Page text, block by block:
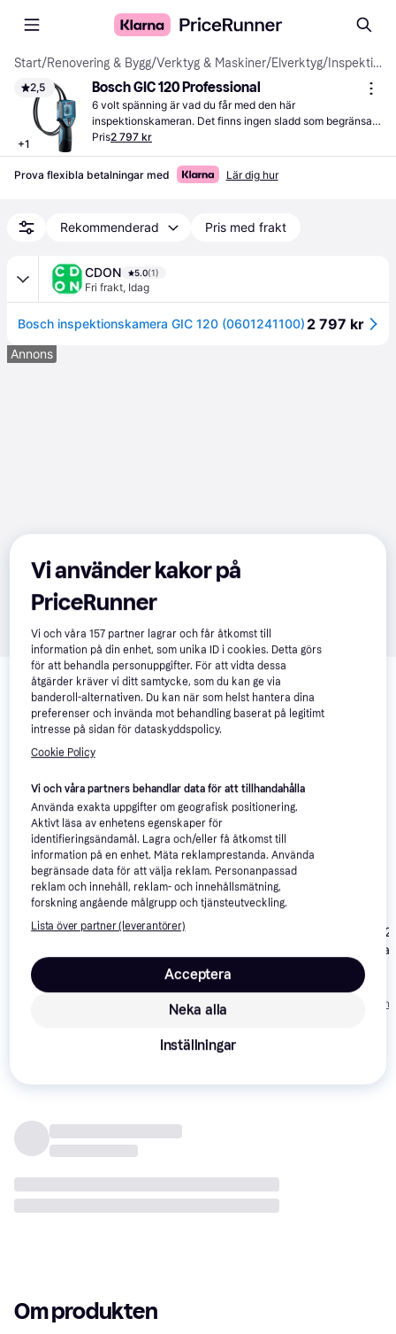
Start/Renovering & Bygg/Verktyg & Maskiner/Elverktyg/ Inspektionskameror
2,5
+1
Bosch GIC 120 Professional
6 volt spänning är vad du får med den här
inspektionskameran. Det finns ingen sladd som begränsar,
då den går på batteri, och du får stor rörelsefrihet.
Pris2 797 kr
Prova flexibla betalningar med Lär dig hur
Rekommenderad Pris med frakt
CDON 5.0(1)
Fri frakt, Idag
Bosch inspektionskamera GIC 120 (0601241100) 2 797 kr
Annons
Relaterade produkter
Vi har plockat fram ett urval av produkter som kanske skulle
intressera dig. Visa alla
Bosch GIC 12V-5-27 C
2 668 kr
Bosch 0603687001
1 138 kr
Laserliner
2 107 kr
Från 726 kr/mån
Om produkten
Vi använder kakor på
PriceRunner
Vi och våra157 partner lagrar och får åtkomst till
information på din enhet, som unika ID i cookies. Detta görs
för att behandla personuppgifter. För att vidta dessa
åtgärder kräver vi ditt samtycke, som du kan ge via
banderoll-alternativen. Du kan när som helst hantera dina
preferenser och invända mot behandling baserat på legitimt
intresse på sidan för dataskyddspolicy.
Cookie Policy
Vi och våra partners behandlar data för att tillhandahålla
Använda exakta uppgifter om geografisk positionering.
Aktivt läsa av enhetens egenskaper för
identifieringsändamål. Lagra och/eller få åtkomst till
information på en enhet. Mäta reklamprestanda. Använda
begränsade data för att välja reklam. Personanpassad
reklam och innehåll, reklam- och innehållsmätning,
forskning angående målgrupp och tjänsteutveckling.
Lista över partner (leverantörer)
Neka alla
Acceptera
Inställningar